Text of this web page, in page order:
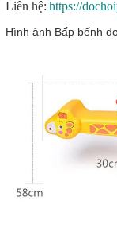
Liên hệ: https://
Hình ảnh Bấp bếnh